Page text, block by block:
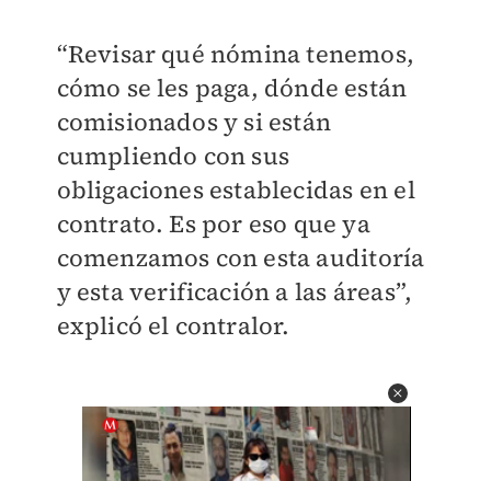
“Revisar qué nómina tenemos,
cómo se les paga, dónde están
comisionados y si están
cumpliendo con sus
obligaciones establecidas en el
contrato. Es por eso que ya
comenzamos con esta auditoría
y esta verificación a las áreas”,
explicó el contralor.